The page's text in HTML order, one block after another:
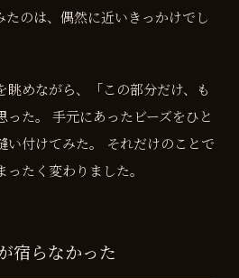
たのは、偶然に近いきっかけでし
眺めながら、「この部分だけ、も
った。 手元にあったビーズをひと
い付けてみた。 それだけのことで
たく変わりました。
宿らなかった